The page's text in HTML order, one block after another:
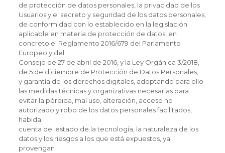
de protección de datos personales, la privacidad de los
Usuarios y el secreto y seguridad de los datos personales,
de conformidad con lo establecido en la legislación
aplicable en materia de protección de datos, en
concreto el Reglamento 2016/679 del Parlamento
Europeo y del
Consejo de 27 de abril de 2016, y la Ley Orgánica 3/2018,
de 5 de diciembre de Protección de Datos Personales,
y garantía de los derechos digitales, adoptando para ello
las medidas técnicas y organizativas necesarias para
evitar la pérdida, mal uso, alteración, acceso no
autorizado y robo de los datos personales facilitados,
habida
cuenta del estado de la tecnología, la naturaleza de los
datos y los riesgos a los que está expuestos, ya
provengan